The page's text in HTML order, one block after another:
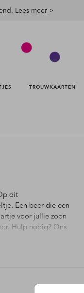
Lees meer >
TROUWKAARTEN
dit
Een beer die een
voor jullie zoon
Hulp nodig? Ons